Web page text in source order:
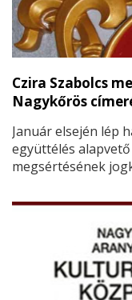
Czira Szabolcs
Nagykőrös
Január elsején lép
együttélés
megsértésének
adta jogával élve
rendkívüli
testület nélkül,